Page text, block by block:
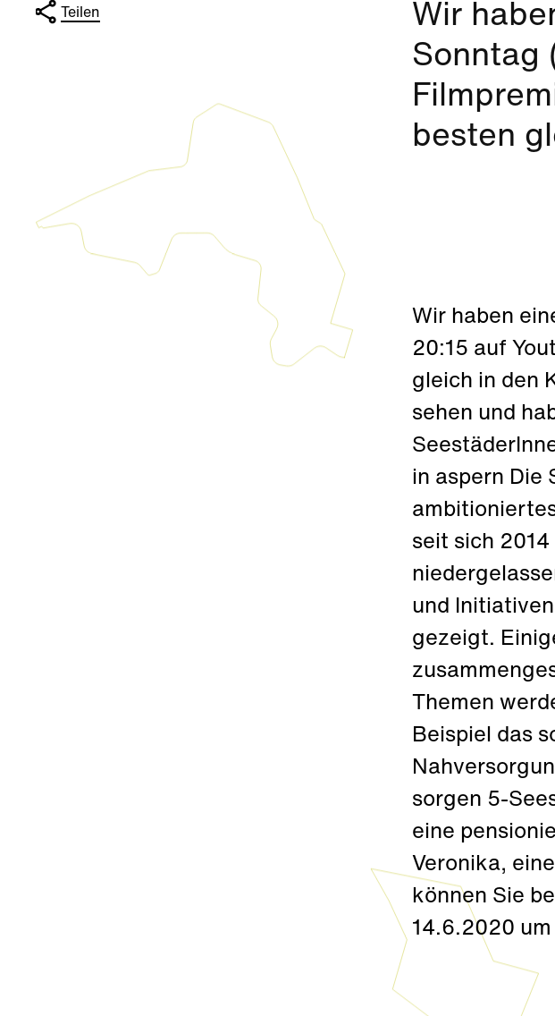
Teilen
Wir
Sonntag
besten
Wir haben
20:15 auf
gleich in den
sehen und
in aspern Die
seit sich
und
gezeigt.
Themen
Beispiel das
sorgen 5-
eine
Veronika,
können Sie
14.6.2020